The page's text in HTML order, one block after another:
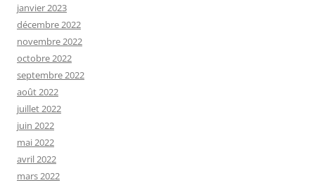
janvier 2023
décembre 2022
novembre 2022
octobre 2022
septembre 2022
août 2022
juillet 2022
juin 2022
mai 2022
avril 2022
mars 2022